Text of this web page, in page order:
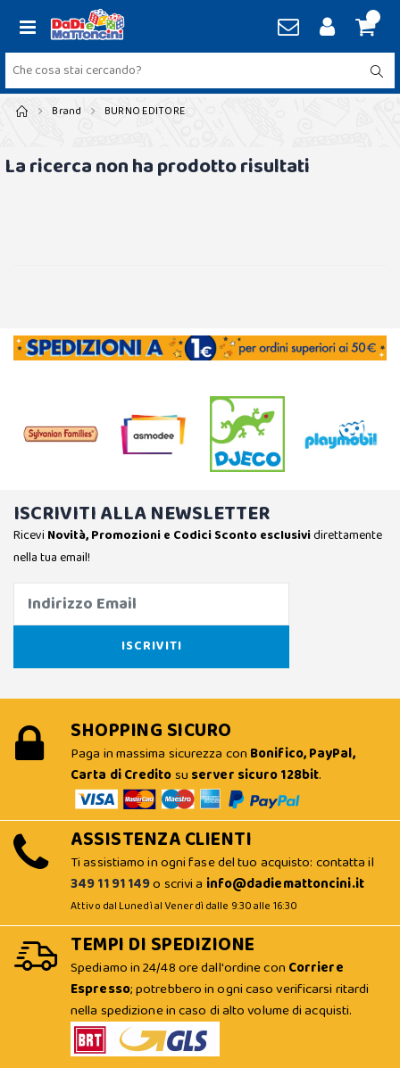
Brand BURNO EDITORE
La ricerca non ha prodotto risultati
ISCRIVITI ALLA NEWSLETTER
Ricevi Novità, Promozioni e Codici Sconto esclusividirettamente
nella tua email!
SHOPPING SICURO
Paga in massima sicurezza con Bonifico, PayPal,
Carta di Creditosu server sicuro 128bit.
ASSISTENZA CLIENTI
Ti assistiamo in ogni fase del tuo acquisto: contatta il
349 11 91 149o scrivi a info@dadiemattoncini.it
Attivo dal Lunedì al Venerdì dalle 9:30 alle 16:30
TEMPI DI SPEDIZIONE
Spediamo in 24/48 ore dall'ordine con Corriere
Espresso; potrebbero in ogni caso verificarsi ritardi
nella spedizione in caso di alto volume di acquisti.